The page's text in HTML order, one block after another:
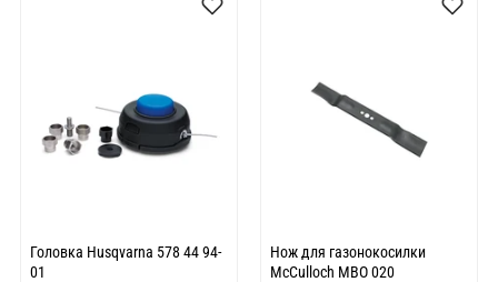
Головка Husqvarna 578 44 94-
01
Нож для газонокосилки
McCulloch MBO 020